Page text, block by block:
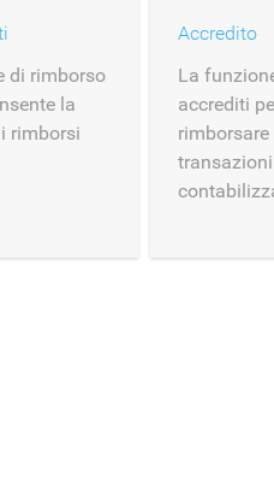
di rimborso
la
rimborsi
Accredito
La
accrediti
rimborsare
transazioni